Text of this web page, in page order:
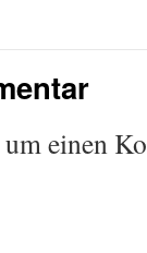
einen